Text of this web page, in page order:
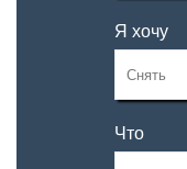
Я хочу
Что